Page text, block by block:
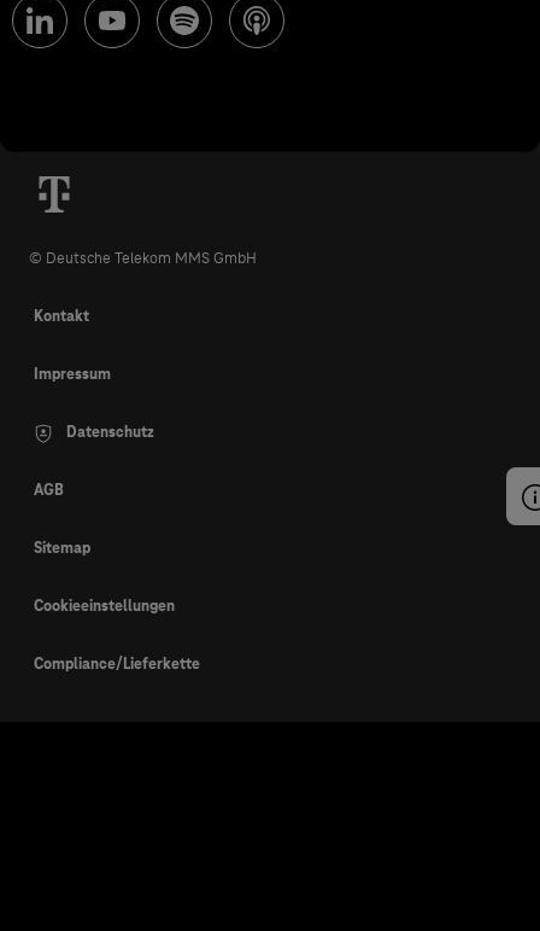
© Deutsche Telekom MMS GmbH
Kontakt
Impressum
Datenschutz
AGB
Sitemap
Cookieeinstellungen
Compliance/Lieferkette